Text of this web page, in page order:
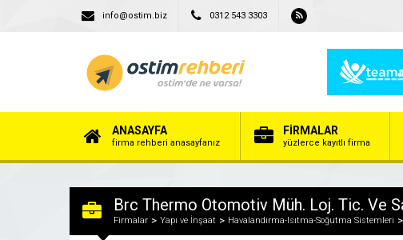
info@ostim.biz 0312 543 3303
ANASAYFA
firma rehberi anasayfanız
FİRMALAR
yüzlerce kayıtlı firma
Brc Thermo Otomotiv Müh. Loj. Tic. Ve
Firmalar Yapı ve İnşaat Havalandırma-Isıtma-Soğutma Sistemleri